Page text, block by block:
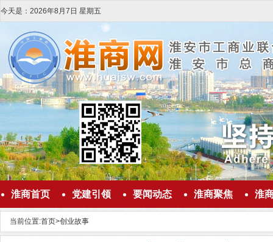
今天是： 2026年8 月 7 日 星期五
淮商首页 党建引领 要闻动态 淮商聚焦 淮
当前位置:首页>创业故事